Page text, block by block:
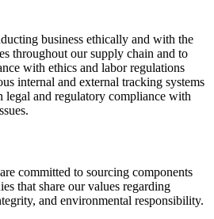
business ethically and with the
throughout our supply chain and to
with ethics and labor regulations
internal and external tracking systems
legal and regulatory compliance with
committed to sourcing components
that share our values regarding
and environmental responsibility.